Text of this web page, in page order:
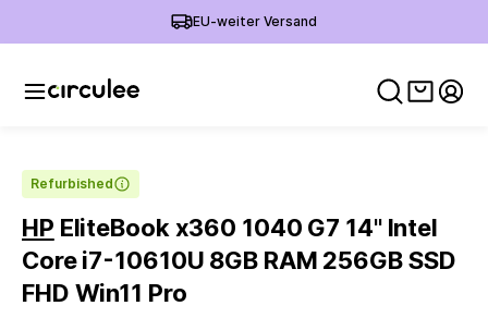
EU-weiter Versand
Refurbished
HP EliteBook x360 1040 G7 14'' Intel
Core i7-10610U 8GB RAM 256GB SSD
FHD Win11 Pro